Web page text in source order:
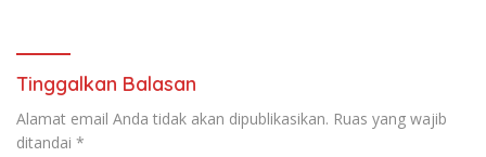
Tinggalkan Balasan
Alamat email Anda tidak akan dipublikasikan. Ruas yang wajib
ditandai *